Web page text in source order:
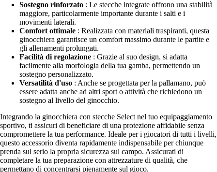
Sostegno rinforzato : Le stecche integrate offrono una stabilità
maggiore, particolarmente importante durante i salti e i
movimenti laterali.
Comfort ottimale : Realizzata con materiali traspiranti, questa
ginocchiera garantisce un comfort massimo durante le partite e
gli allenamenti prolungati.
Facilità di regolazione : Grazie al suo design, si adatta
facilmente alla morfologia della tua gamba, permettendo un
sostegno personalizzato.
Versatilità d'uso : Anche se progettata per la pallamano, può
essere adatta anche ad altri sport o attività che richiedono un
sostegno al livello del ginocchio.
Integrando la ginocchiera con stecche Select nel tuo equipaggiamento
sportivo, ti assicuri di beneficiare di una protezione affidabile senza
compromettere la tua performance. Ideale per i giocatori di tutti i livelli,
questo accessorio diventa rapidamente indispensabile per chiunque
prenda sul serio la propria sicurezza sul campo. Assicurati di
completare la tua preparazione con attrezzature di qualità, che
permettano di concentrarsi pienamente sul gioco.